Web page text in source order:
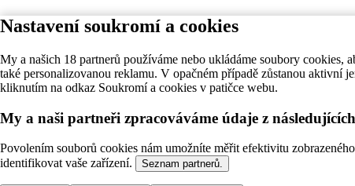
Nastavení soukromí a cookies
My a našich 18 partnerů používáme nebo ukládáme soubory
také personalizovanou reklamu. V opačném případě zůstanou aktivní
kliknutím na odkaz Soukromí a cookies v patičce webu.
My a naši partneři zpracováváme údaje z
Povolením souborů cookies nám umožníte měřit efektivitu
identifikovat vaše zařízení.
Seznam partnerů.